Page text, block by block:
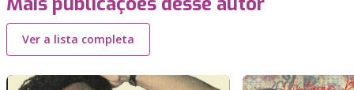
Ver a lista completa